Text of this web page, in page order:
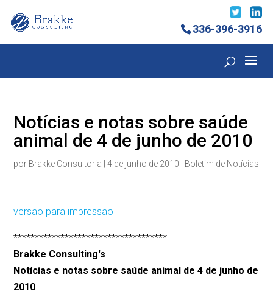
336-396-3916
Notícias e notas sobre saúde
animal de 4 de junho de 2010
por Brakke Consultoria |4 de junho de 2010 Boletim de Notícias
versão para impressão
************************************
Brakke Consulting's
Notícias e notas sobre saúde animal de 4 de junho de
2010